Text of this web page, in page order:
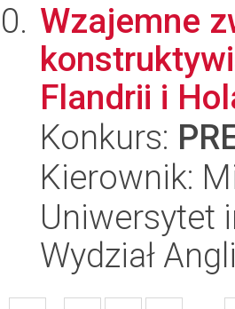
Wzajemne
Flandrii i
Konkurs:
Kierownik:
Uniwersytet
Wydział